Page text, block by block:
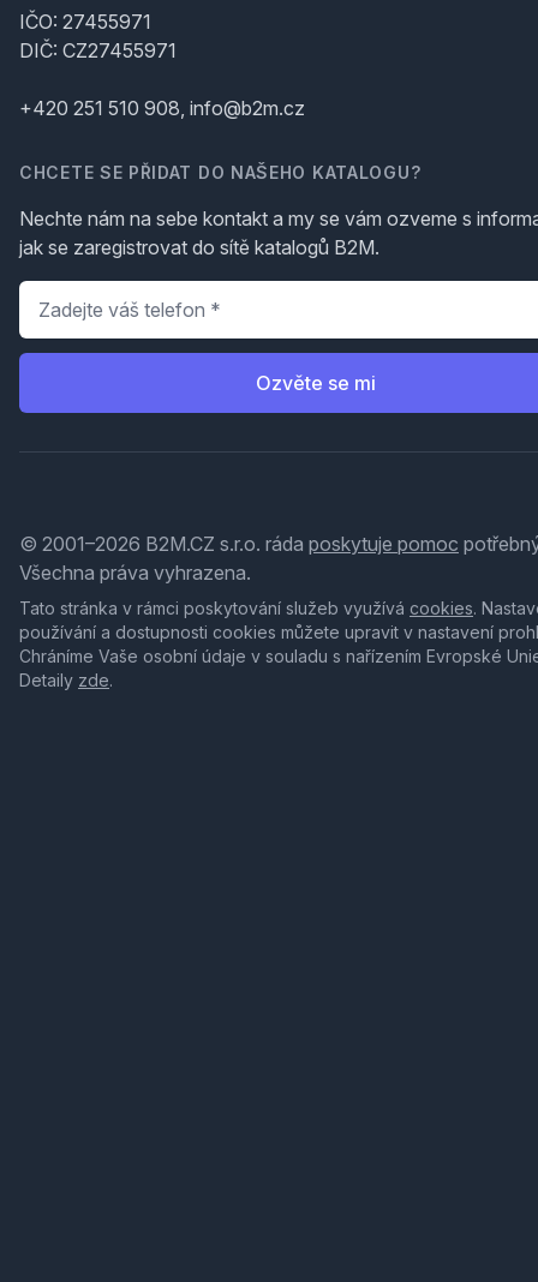
IČO: 27455971
DIČ: CZ27455971
+420 251 510 908, info@b2m.cz
CHCETE SE PŘIDAT DO NAŠEHO KATALOGU?
Nechte nám na sebe kontakt a my se vám ozveme s
jak se zaregistrovat do sítě katalogů B2M.
Telefon
Ozvěte se mi
© 2001–2026 B2M.CZ s.r.o. ráda poskytuje pomoc
Všechna práva vyhrazena.
Tato stránka v rámci poskytování služeb využívá cookies.
používání a dostupnosti cookies můžete upravit v nastavení
Chráníme Vaše osobní údaje v souladu s nařízením Evropské
Detaily zde.